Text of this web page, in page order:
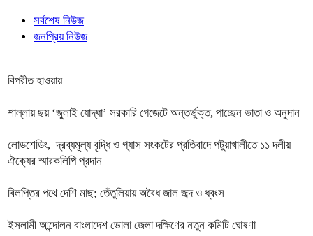
সর্বশেষ নিউজ
জনপ্রিয় নিউজ
বিপরীত হাওয়ায়
শাল্লায় ছয় ‘জুলাই যোদ্ধা’ সরকারি গেজেটে অন্তর্ভুক্ত, পাচ্ছেন ভাতা ও অনুদান
লোডশেডিং, দ্রব্যমূল্য বৃদ্ধি ও গ্যাস সংকটের প্রতিবাদে পটুয়াখালীতে ১১ দলীয়
ঐক্যের স্মারকলিপি প্রদান
বিলপ্তির পথে দেশি মাছ; তেঁতুলিয়ায় অবৈধ জাল জব্দ ও ধ্বংস
ইসলামী আন্দোলন বাংলাদেশ ভোলা জেলা দক্ষিণের নতুন কমিটি ঘোষণা